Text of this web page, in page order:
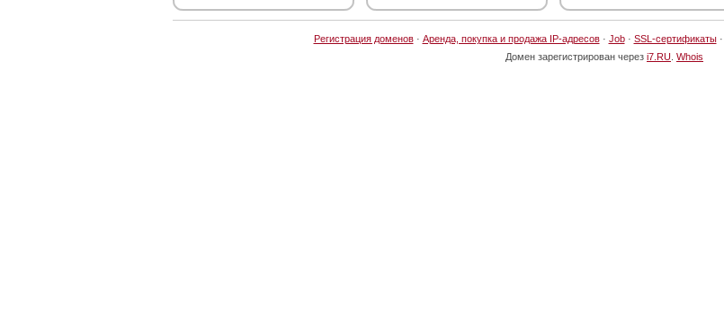
Регистрация доменов· Аренда, покупка и продажа IP-адресов· Job· SSL-сертификаты·
Домен зарегистрирован через i7.RU Whois